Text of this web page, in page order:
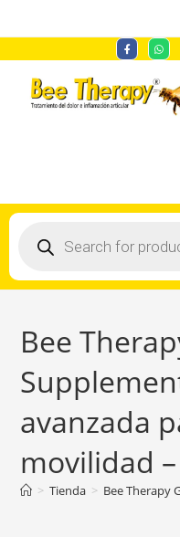
Bee
avanzada
movilidad
> Tienda > Bee Therapy